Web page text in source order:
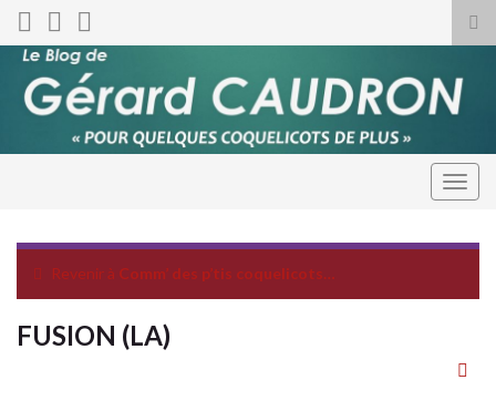
Revenir à Comm’ des p’tis coquelicots…
FUSION (LA)